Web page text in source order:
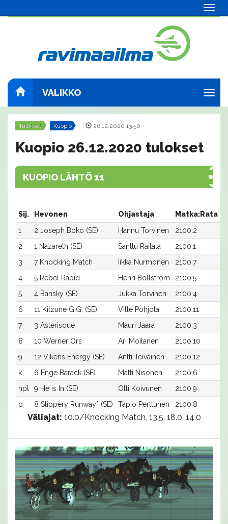
VALIKKO
Tulokset Kuopio 26.12.2020 13:50
Kuopio 26.12.2020 tulokset
KUOPIO LÄHTÖ 11
Sij. Hevonen Ohjastaja Matka:Rata
1
2 Joseph Boko (SE) Hannu Torvinen 2100:2
2
1 Nazareth (SE) Santtu Raitala 2100:1
3
7 Knocking Match Iikka Nurmonen 2100:7
4
5 Rebel Rapid Henri Bollström 2100:5
5
4 Bansky (SE) Jukka Torvinen 2100:4
6
11 Kitzune G.G. (SE) Ville Pohjola 2100:11
7
3 Asterisque Mauri Jaara 2100:3
8
10 Werner Ors Ari Moilanen 2100:10
9
12 Vikens Energy (SE) Antti Teivainen 2100:12
k
6 Enge Barack (SE) Matti Nisonen 2100:6
hpl
9 He is In (SE) Olli Koivunen 2100:9
p
8 Slippery Runway* (SE) Tapio Perttunen 2100:8
Väliajat: 10.0/Knocking Match, 13.5, 18.0, 14.0